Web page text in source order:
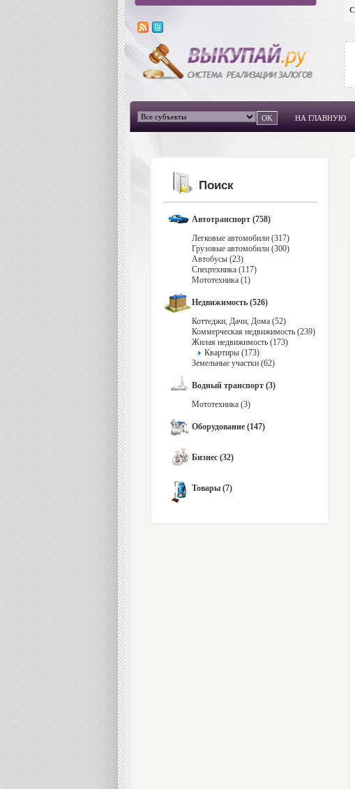
НА ГЛАВНУЮ
Поиск
Автотранспорт (758)
Легковые автомобили (317)
Грузовые автомобили (300)
Автобусы (23)
Спецтехника (117)
Мототехника (1)
Недвижимость (526)
Коттеджи, Дачи, Дома (52)
Коммерческая недвижимость (239)
Жилая недвижимость (173)
Квартиры (173)
Земельные участки (62)
Водный транспорт (3)
Мототехника (3)
Оборудование (147)
Бизнес (32)
Товары (7)